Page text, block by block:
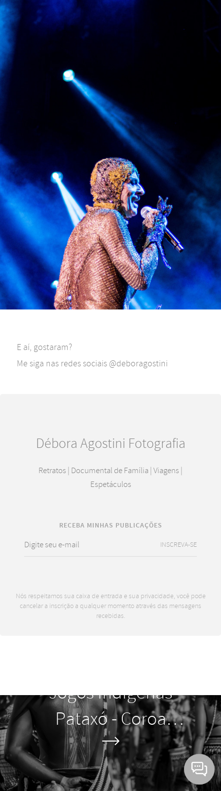
E aí, gostaram?
Me siga nas redes sociais @deboragostini
Débora Agostini Fotografia
Retratos | Documental de Família | Viagens |
Espetáculos
RECEBA MINHAS PUBLICAÇÕES
INSCREVA-SE
Nós respeitamos sua caixa de entrada e sua privacidade, você pode
cancelar a inscrição a qualquer momento através das mensagens
recebidas.
Jogos Indígenas
Pataxó - Coroa
Vermelha - BA